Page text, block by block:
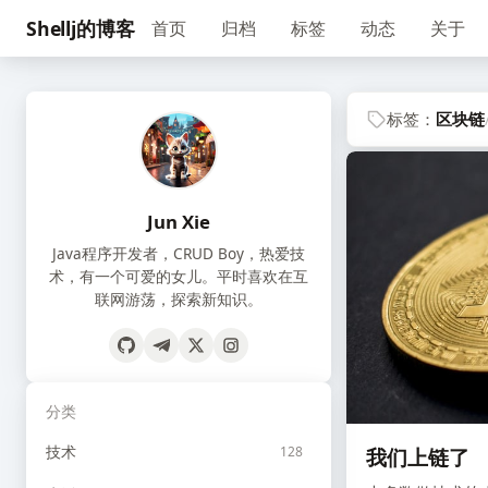
Shellj的博客 首页 归档 标签 动态 关于
Jun Xie
Java程序开发者，CRUD Boy，热爱技
术，有一个可爱的女儿。平时喜欢在互
联网游荡，探索新知识。
分类
技术
128
标签： 区块链
我们上链了